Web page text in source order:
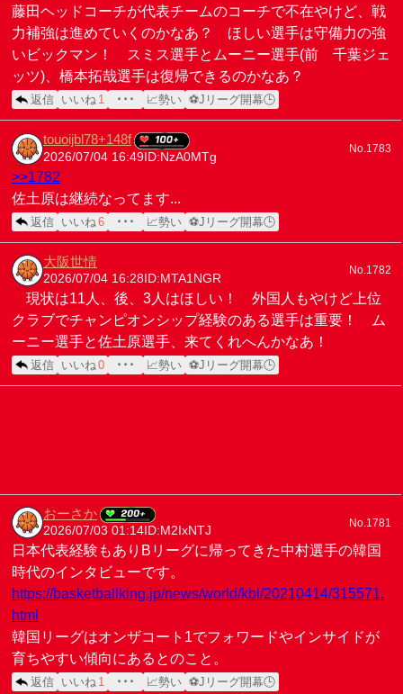
藤田ヘッドコーチが代表チームのコーチで不在やけど、戦
力補強は進めていくのかなあ？ ほしい選手は守備力の強
いビックマン！ スミス選手とムーニー選手(前 千葉ジェ
ッツ)、橋本拓哉選手は復帰できるのかなあ？
返信 いいね 1 ･･･ 📈勢い ⚽Jリーグ開幕🕒
touoijbl78+148f
2026/07/04 16:49 ID:NzA0MTg
No.1783
>>1782
佐土原は継続なってます...
返信 いいね 6 ･･･ 📈勢い ⚽Jリーグ開幕🕒
大阪世情
2026/07/04 16:28 ID:MTA1NGR
No.1782
現状は11人、後、3人はほしい！ 外国人もやけど上位
クラブでチャンピオンシップ経験のある選手は重要！ ム
ーニー選手と佐土原選手、来てくれへんかなあ！
返信 いいね 0 ･･･ 📈勢い ⚽Jリーグ開幕🕒
おーさか
2026/07/03 01:14 ID:M2IxNTJ
No.1781
日本代表経験もありBリーグに帰ってきた中村選手の韓国
時代のインタビューです。
https://basketballking.jp/news/world/kbl/20210414/315571.
html
韓国リーグはオンザコート1でフォワードやインサイドが
育ちやすい傾向にあるとのこと。
返信 いいね 1 ･･･ 📈勢い ⚽Jリーグ開幕🕒